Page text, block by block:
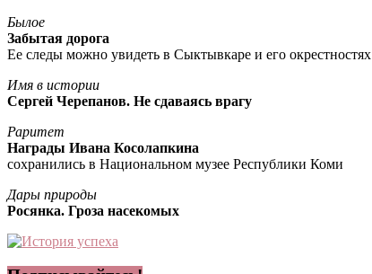
Былое
Забытая дорога
Ее следы можно увидеть в Сыктывкаре и его окрестностях
Имя в истории
Сергей Черепанов. Не сдаваясь врагу
Раритет
Награды Ивана Косолапкина
сохранились в Национальном музее Республики Коми
Дары природы
Росянка. Гроза насекомых